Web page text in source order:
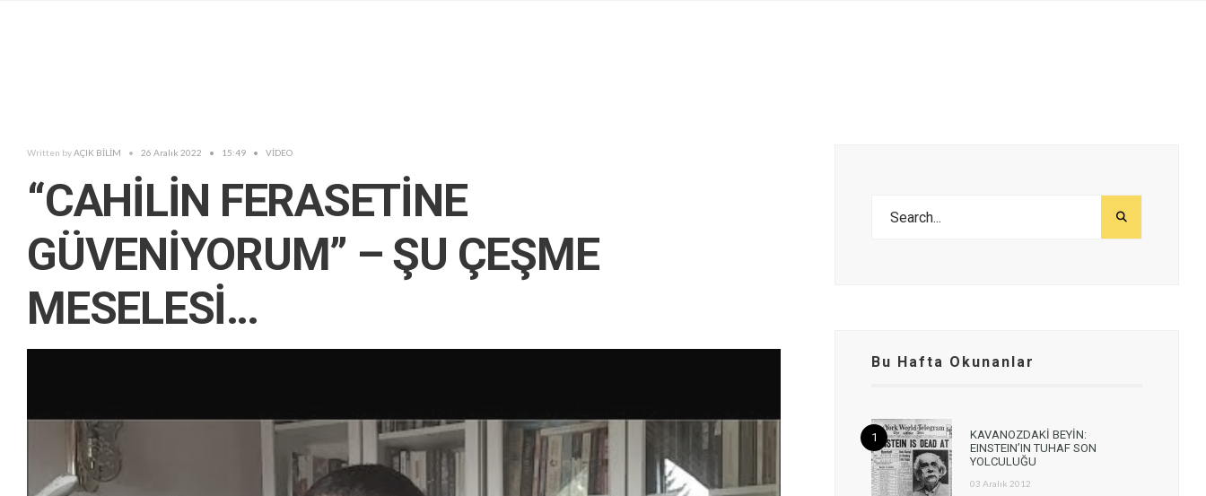
Written byAÇIK BİLİM • 26 Aralık 2022 • 15:49 • VİDEO
“CAHİLİN FERASETİNE
GÜVENİYORUM” – ŞU ÇEŞME
MESELESİ…
Bu Hafta Okunanlar
KAVANOZDAKİ BEYİN:
EINSTEIN’IN TUHAF SON
YOLCULUĞU
03 Aralık 2012